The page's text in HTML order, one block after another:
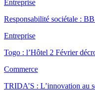
Entreprise
Responsabilité sociétale :
Entreprise
Togo : l’Hôtel 2 Février
Commerce
TRIDA’S : L’innovation au